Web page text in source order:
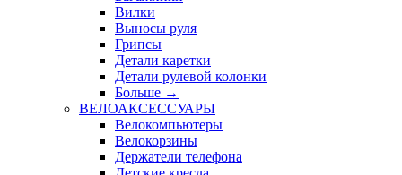
Вилки
Выносы руля
Грипсы
Детали каретки
Детали рулевой колонки
Больше →
ВЕЛОАКСЕССУАРЫ
Велокомпьютеры
Велокорзины
Держатели телефона